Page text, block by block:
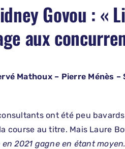
Govou : «
aux
Mathoux – Pierre Ménès
ont été peu
course au titre. Mais Laure
2021 gagne en étant